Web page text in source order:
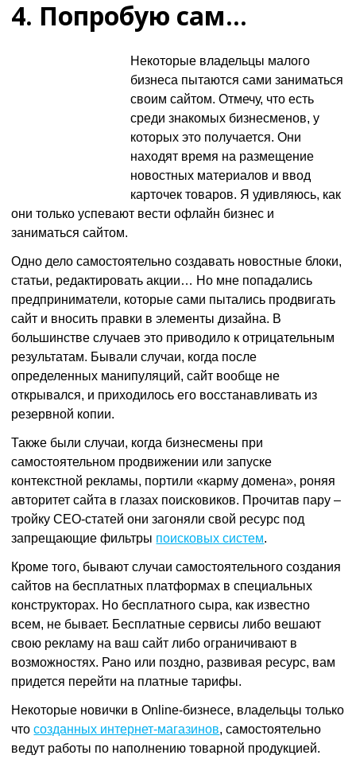
4. Попробую сам…
Некоторые владельцы малого
бизнеса пытаются сами заниматься
своим сайтом. Отмечу, что есть
среди знакомых бизнесменов, у
которых это получается. Они
находят время на размещение
новостных материалов и ввод
карточек товаров. Я удивляюсь, как
они только успевают вести офлайн бизнес и
заниматься сайтом.
Одно дело самостоятельно создавать новостные блоки,
статьи, редактировать акции… Но мне попадались
предприниматели, которые сами пытались продвигать
сайт и вносить правки в элементы дизайна. В
большинстве случаев это приводило к отрицательным
результатам. Бывали случаи, когда после
определенных манипуляций, сайт вообще не
открывался, и приходилось его восстанавливать из
резервной копии.
Также были случаи, когда бизнесмены при
самостоятельном продвижении или запуске
контекстной рекламы, портили «карму домена», роняя
авторитет сайта в глазах поисковиков. Прочитав пару –
тройку СЕО-статей они загоняли свой ресурс под
запрещающие фильтры поисковых систем.
Кроме того, бывают случаи самостоятельного создания
сайтов на бесплатных платформах в специальных
конструкторах. Но бесплатного сыра, как известно
всем, не бывает. Бесплатные сервисы либо вешают
свою рекламу на ваш сайт либо ограничивают в
возможностях. Рано или поздно, развивая ресурс, вам
придется перейти на платные тарифы.
Некоторые новички в Online-бизнесе, владельцы только
чтосозданных интернет-магазинов, самостоятельно
ведут работы по наполнению товарной продукцией.